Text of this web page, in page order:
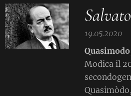
19.05.2020
Quasimodo
Modica il